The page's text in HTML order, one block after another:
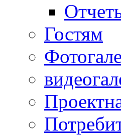
Гостям